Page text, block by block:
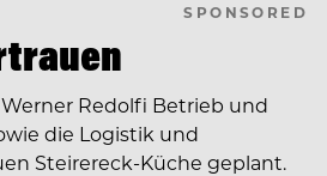
SPONSORED
Redolfi Betrieb und
die Logistik und
Steirereck-Küche geplant.